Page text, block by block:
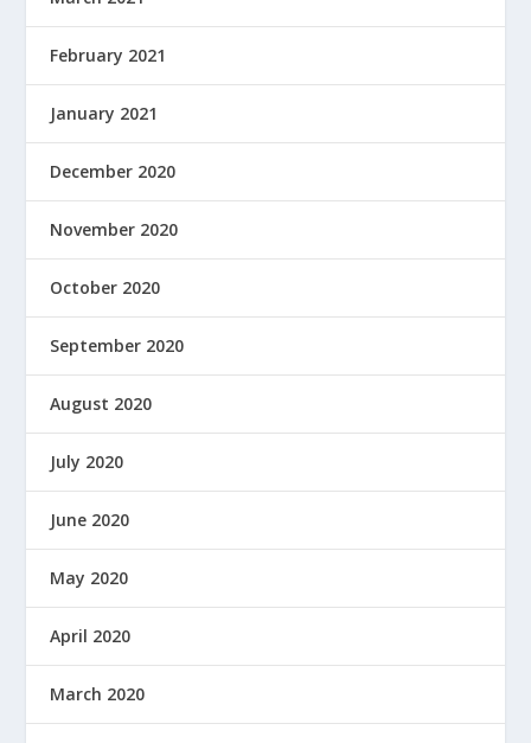
February 2021
January 2021
December 2020
November 2020
October 2020
September 2020
August 2020
July 2020
June 2020
May 2020
April 2020
March 2020